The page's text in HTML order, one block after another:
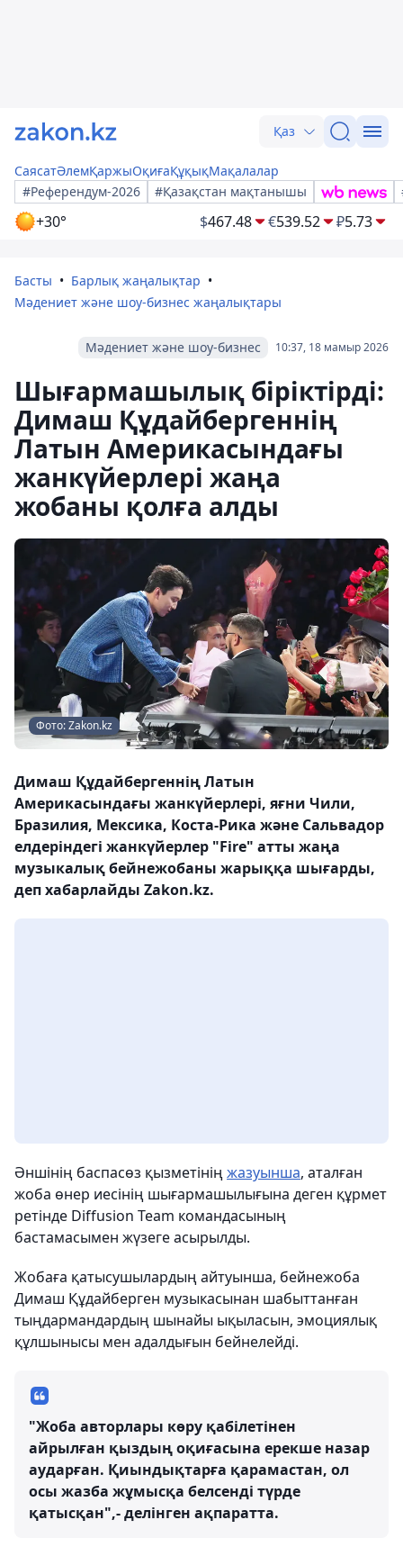
Қаз
СаясатӘлемҚаржыОқиғаҚұқықМақалалар
#Референдум-2026
#Қазақстан мақтанышы
+30° $467.48 €539.52 ₽5.73
Басты
Барлық жаңалықтар
Мәдениет және шоу-бизнес жаңалықтары
10:37, 18 мамыр 2026
Мәдениет және шоу-бизнес
Шығармашылық біріктірді:
Димаш Құдайбергеннің
Латын Америкасындағы
жанкүйерлері жаңа
жобаны қолға алды
Фото: Zakon.kz
Димаш Құдайбергеннің Латын
Америкасындағы жанкүйерлері, яғни Чили,
Бразилия, Мексика, Коста-Рика және Сальвадор
елдеріндегі жанкүйерлер "Fire" атты жаңа
музыкалық бейнежобаны жарыққа шығарды,
деп хабарлайды Zakon.kz.
Әншінің баспасөз қызметінің жазуынша, аталған
жоба өнер иесінің шығармашылығына деген құрмет
ретінде Diffusion Team командасының
бастамасымен жүзеге асырылды.
Жобаға қатысушылардың айтуынша, бейнежоба
Димаш Құдайберген музыкасынан шабыттанған
тыңдармандардың шынайы ықыласын, эмоциялық
құлшынысы мен адалдығын бейнелейді.
"Жоба авторлары көру қабілетінен
айрылған қыздың оқиғасына ерекше назар
аударған. Қиындықтарға қарамастан, ол
осы жазба жұмысқа белсенді түрде
қатысқан",- делінген ақпаратта.